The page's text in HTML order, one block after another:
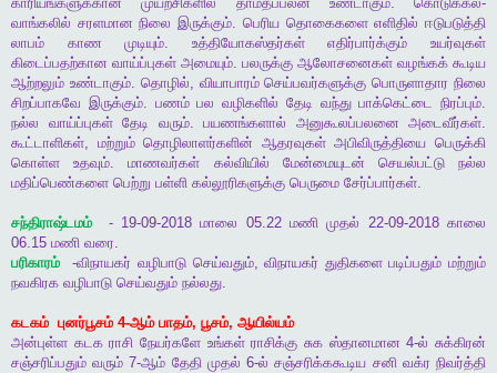
வாங்கலில் சரளமான நிலை இருக்கும். பெரிய தொகைகளை எளிதில் ஈடுபடுத்தி
லாபம்
காண முடியும். உத்தியோகஸ்தர்கள் எதிர்பார்க்கும்
உயர்வுகள்
கிடைப்பதற்கான வாய்ப்புகள் அமையும். பலருக்கு ஆலோசனைகள் வழங்கக் கூடிய
ஆற்றலும் உண்டாகும். தொழில், வியாபாரம் செய்பவர்களுக்கு பொருளாதார நிலை
சிறப்பாகவே இருக்கும். பணம் பல வழிகளில் தேடி வந்து பாக்கெட்டை நிரப்பும்.
நல்ல
வாய்ப்புகள் தேடி வரும். பயணங்களால் அனுகூலப்பலனை அடைவீர்கள்.
கூட்டாளிகள், மற்றும் தொழிலாளர்களின் ஆதரவுகள் அபிவிருத்தியை பெருக்கி
கொள்ள
உதவும்.மாணவர்கள் கல்வியில் மேன்மையுடன் செயல்பட்டு
நல்ல
மதிப்பெண்களை பெற்று பள்ளி கல்லூரிகளுக்கு பெருமை சேர்ப்பார்கள்.
சந்திராஷ்டமம் - 19-09-2018மாலை 05.22மணி முதல் 22-09-2018காலை
06.15 மணி வரை.
பரிகாரம்
-விநாயகர் வழிபாடு செய்வதும்,விநாயகர் துதிகளை படிப்பதும் மற்றும்
நவகிரக வழிபாடு செய்வதும் நல்லது.
கடகம் புனர்பூசம்4-ஆம் பாதம், பூசம், ஆயில்யம்
அன்புள்ள கடக ராசி நேயர்களே உங்கள் ராசிக்கு சுக ஸ்தானமான 4-ல் சுக்கிரன்
சஞ்சரிப்பதும் வரும் 7-ஆம் தேதி முதல் 6-ல் சஞ்சரிக்ககூடிய சனி வக்ர நிவர்த்தி